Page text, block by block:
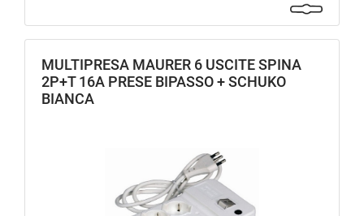
MULTIPRESA MAURER 6 USCITE SPINA
2P+T 16A PRESE BIPASSO + SCHUKO
BIANCA